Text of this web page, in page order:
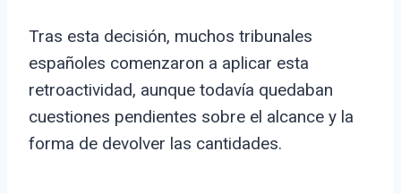
Tras esta decisión, muchos tribunales
españoles comenzaron a aplicar esta
retroactividad, aunque todavía quedaban
cuestiones pendientes sobre el alcance y la
forma de devolver las cantidades.